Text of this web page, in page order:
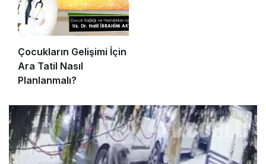
Çocukların Gelişimi İçin
Ara Tatil Nasıl
Planlanmalı?